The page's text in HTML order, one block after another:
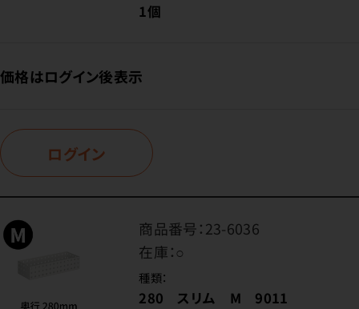
1個
価格はログイン後表示
ログイン
商品番号：23-6036
在庫：○
種類：
280 スリム M 9011